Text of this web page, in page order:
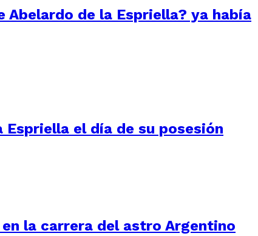
Abelardo de la Espriella? ya había
el día de su posesión
la carrera del astro Argentino